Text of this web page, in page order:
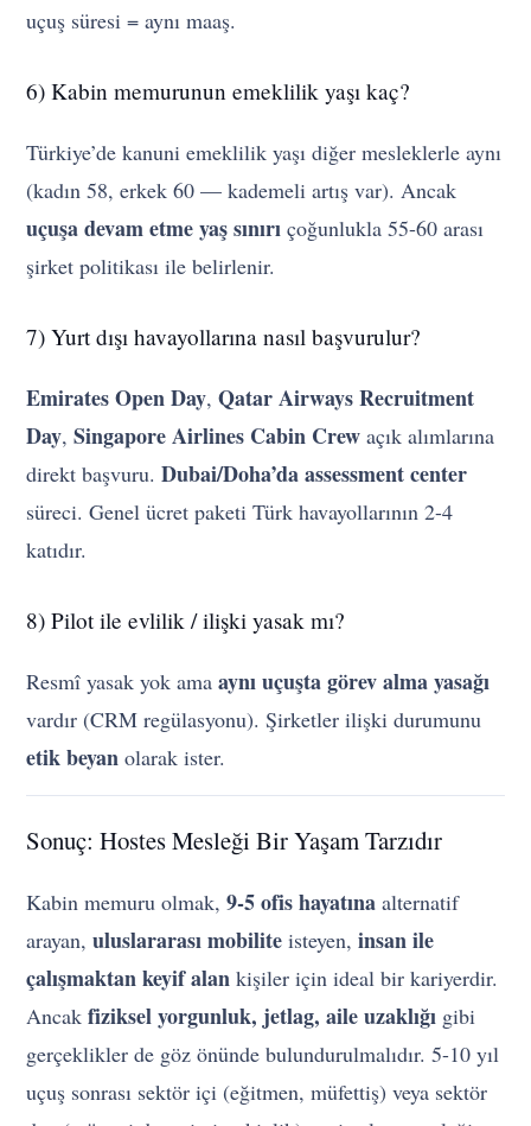
uçuş süresi = aynı maaş.
6) Kabin memurunun emeklilik yaşı kaç?
Türkiye’de kanuni emeklilik yaşı diğer mesleklerle aynı
(kadın 58, erkek 60 — kademeli artış var). Ancak
uçuşa devam etme yaş sınırı çoğunlukla 55-60 arası
şirket politikası ile belirlenir.
7) Yurt dışı havayollarına nasıl başvurulur?
Emirates Open Day,Qatar Airways Recruitment
Day,Singapore Airlines Cabin Crew açık alımlarına
direkt başvuru.Dubai/Doha’da assessment center
süreci. Genel ücret paketi Türk havayollarının 2-4
katıdır.
8) Pilot ile evlilik / ilişki yasak mı?
Resmî yasak yok amaaynı uçuşta görev alma yasağı
vardır (CRM regülasyonu). Şirketler ilişki durumunu
etik beyan olarak ister.
Sonuç: Hostes Mesleği Bir Yaşam Tarzıdır
Kabin memuru olmak,9-5 ofis hayatına alternatif
arayan,uluslararası mobilite isteyen,insan ile
çalışmaktan keyif alan kişiler için ideal bir kariyerdir.
Ancakfiziksel yorgunluk, jetlag, aile uzaklığı gibi
gerçeklikler de göz önünde bulundurulmalıdır. 5-10 yıl
uçuş sonrası sektör içi (eğitmen, müfettiş) veya sektör